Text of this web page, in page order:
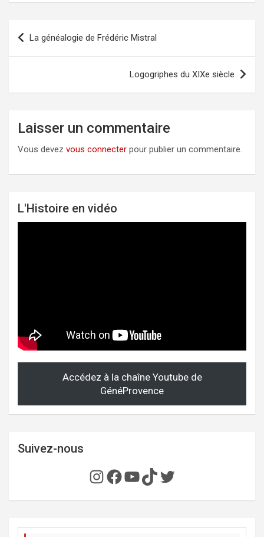
Navigation
de
La généalogie de Frédéric Mistral
Logogriphes du XIXe siècle
Laisser un commentaire
Vous devez vous connecter pour publier un commentaire.
L'Histoire en vidéo
Accédez à la chaîne Youtube de
GénéProvence
Suivez-nous
Instagram
Facebook
YouTube
TikTok
Twitter